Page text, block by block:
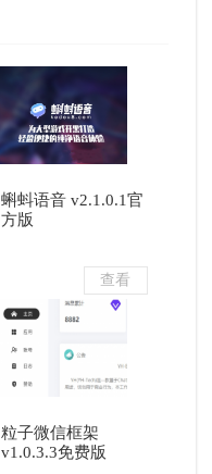
蝌蚪语音 v2.1.0.1官
方版
查看
粒子微信框架
v1.0.3.3免费版